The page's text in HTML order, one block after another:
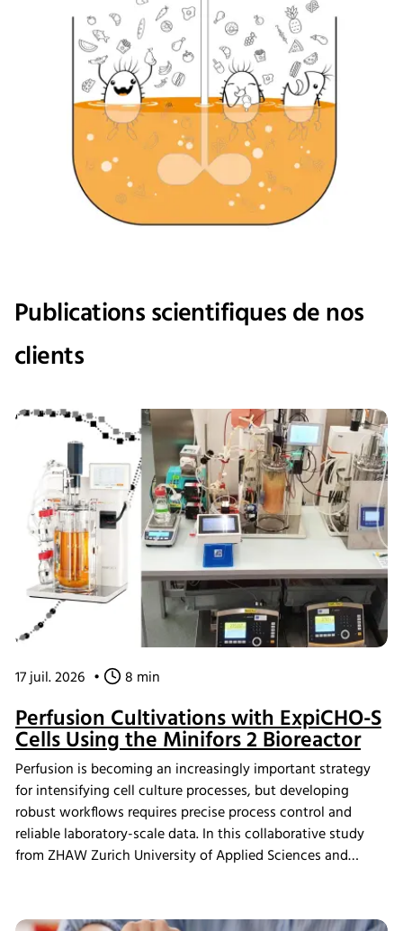
Publications scientifiques de nos
clients
17 juil. 2026 • 8 min
Perfusion Cultivations with ExpiCHO-S
Cells Using the Minifors 2 Bioreactor
Perfusion is becoming an increasingly important strategy
for intensifying cell culture processes, but developing
robust workflows requires precise process control and
reliable laboratory-scale data. In this collaborative study
from ZHAW Zurich University of Applied Sciences and
achieved using the Minifors 2 bench-top bioreactor with